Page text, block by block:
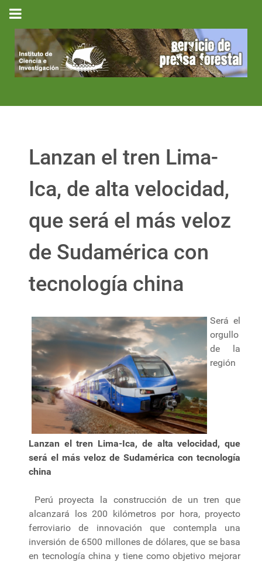
Lanzan el tren Lima-
Ica, de alta velocidad,
que será el más veloz
de Sudamérica con
tecnología china
Será el
orgullo
de la
región
Lanzan el tren Lima-Ica, de alta velocidad, que
será el más veloz de Sudamérica con tecnología
china
Perú proyecta la construcción de un tren que
alcanzará los 200 kilómetros por hora, proyecto
ferroviario de innovación que contempla una
inversión de 6500 millones de dólares, que se basa
en tecnología china y tiene como objetivo mejorar